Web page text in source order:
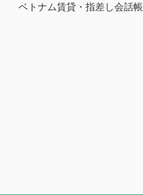
ベトナム賃貸・指差し会話帳